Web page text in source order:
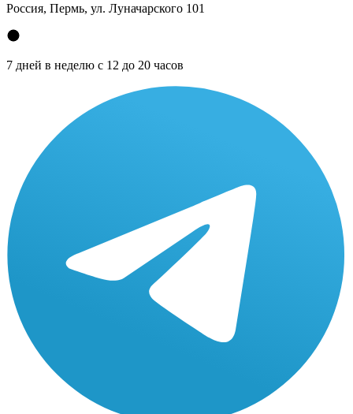
Россия, Пермь, ул. Луначарского 101
7 дней в неделю с 12 до 20 часов